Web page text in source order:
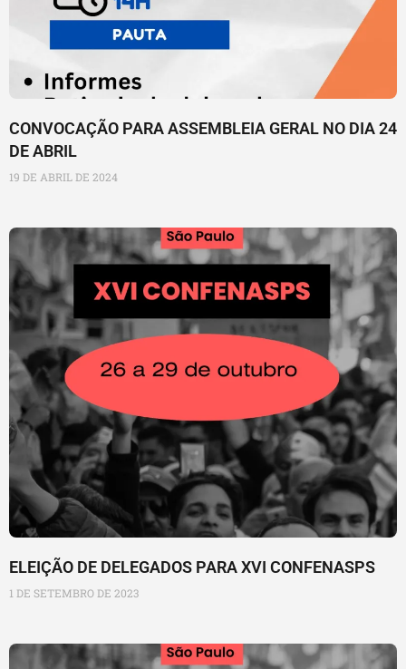
CONVOCAÇÃO PARA ASSEMBLEIA GERAL NO DIA 24
DE ABRIL
19 DE ABRIL DE 2024
ELEIÇÃO DE DELEGADOS PARA XVI CONFENASPS
1 DE SETEMBRO DE 2023